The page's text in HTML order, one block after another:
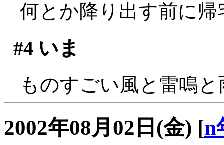
何とか降り出す前に帰
#4いま
ものすごい風と雷鳴
2002年08月02日(金) [n